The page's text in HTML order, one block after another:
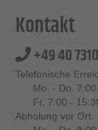
Kontakt
+49 40
Telefonische
Mo. - Do.
Fr. 7:00 -
Abholung vor Ort: